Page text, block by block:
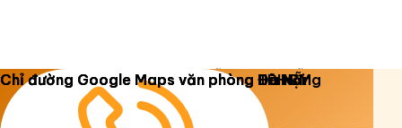
Copyright 2026 © Luật Dương Gia